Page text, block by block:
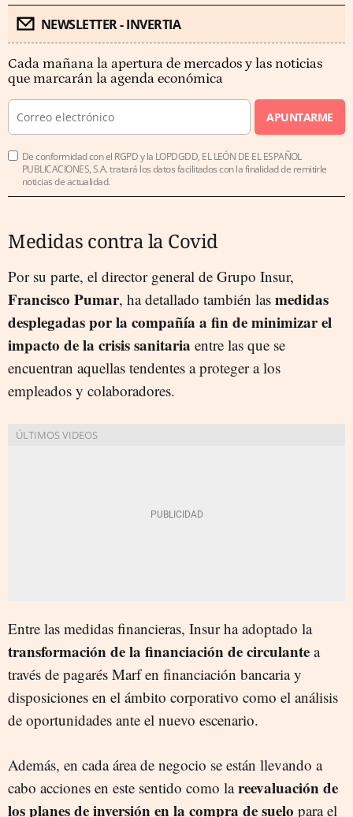
NEWSLETTER - INVERTIA
Cada mañana la apertura de mercados y las noticias
que marcarán la agenda económica
APUNTARME
De conformidad con el RGPD y la LOPDGDD, EL LEÓN DE EL ESPAÑOL
PUBLICACIONES, S.A. tratará los datos facilitados con la finalidad de remitirle
noticias de actualidad.
Medidas contra la Covid
Por su parte, el director general de Grupo Insur,
Francisco Pumar, ha detallado también las medidas
desplegadas por la compañía a fin de minimizar el
impacto de la crisis sanitaria entre las que se
encuentran aquellas tendentes a proteger a los
empleados y colaboradores.
Entre las medidas financieras, Insur ha adoptado la
transformación de la financiación de circulante a
través de pagarés Marf en financiación bancaria y
disposiciones en el ámbito corporativo como el análisis
de oportunidades ante el nuevo escenario.
Además, en cada área de negocio se están llevando a
cabo acciones en este sentido como lareevaluación de
los planes de inversión en la compra de suelo para el